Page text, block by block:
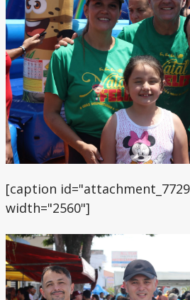
[caption
width="2560"]